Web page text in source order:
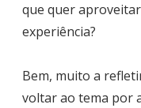
que quer
experiência?
Bem, muito a
voltar ao tema por